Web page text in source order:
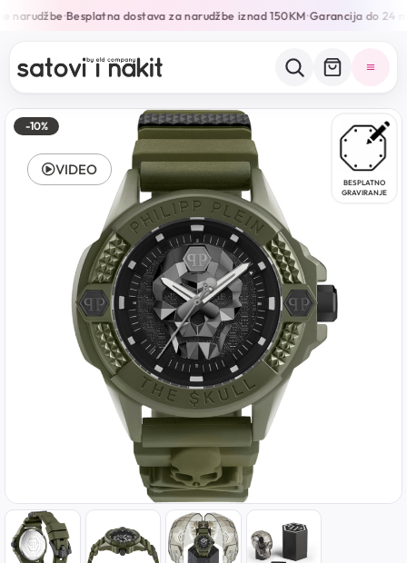
narudžbe•Besplatna dostava za narudžbe iznad 150KM•Garancija do 24
-10%
BESPLATNO
GRAVIRANJE
VIDEO